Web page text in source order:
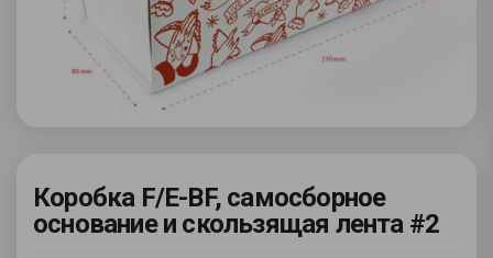
Коробка F/E-BF, самосборное
основание и скользящая лента #2